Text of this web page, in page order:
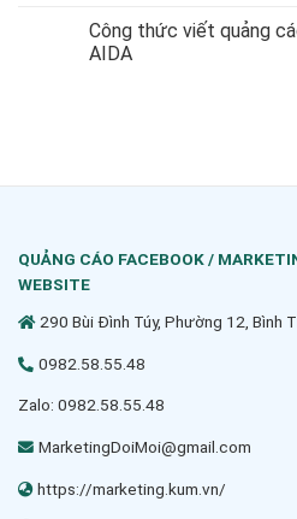
Công thức viết quảng
AIDA
QUẢNG CÁO FACEBOOK /
WEBSITE
290 Bùi Đình Túy, Phường 12, Bình
0982.58.55.48
Zalo: 0982.58.55.48
MarketingDoiMoi@gmail.com
https://marketing.kum.vn/